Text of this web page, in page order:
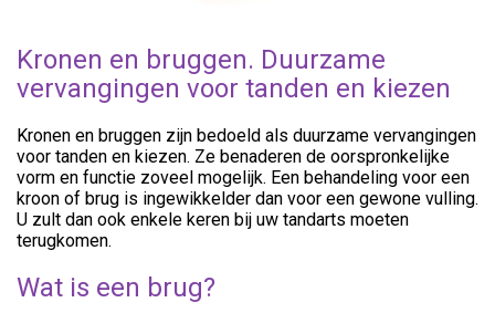
Kronen en bruggen. Duurzame
vervangingen voor tanden en kiezen
Kronen en bruggen zijn bedoeld als duurzame vervangingen
voor tanden en kiezen. Ze benaderen de oorspronkelijke
vorm en functie zoveel mogelijk. Een behandeling voor een
kroon of brug is ingewikkelder dan voor een gewone vulling.
U zult dan ook enkele keren bij uw tandarts moeten
terugkomen.
Wat is een brug?